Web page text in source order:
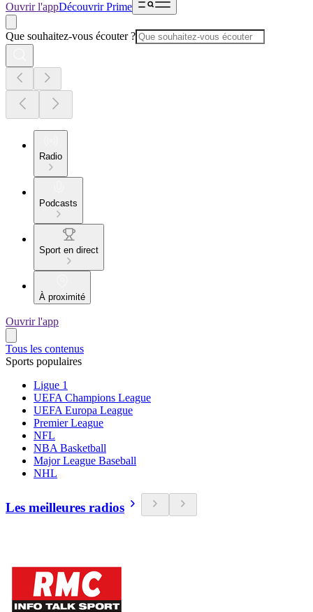
Ouvrir l'appDécouvrir Prime
Que souhaitez-vous écouter ?
Radio
Podcasts
Sport en direct
À proximité
Ouvrir l'app
Tous les contenus
Sports populaires
Ligue 1
UEFA Champions League
UEFA Europa League
Premier League
NFL
NBA Basketball
Major League Baseball
NHL
Les meilleures radios